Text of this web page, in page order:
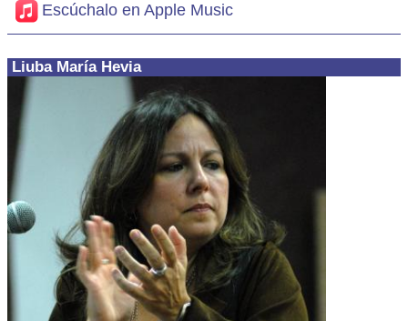
Escúchalo en Apple Music
Liuba María Hevia